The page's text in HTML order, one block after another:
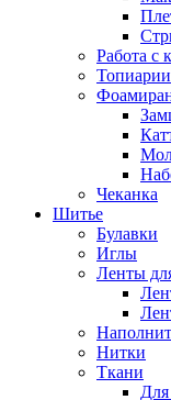
Работа с
Топиарии
Чеканка
Шитье
Булавки
Иглы
Ленты
Нитки
Ткани
Для